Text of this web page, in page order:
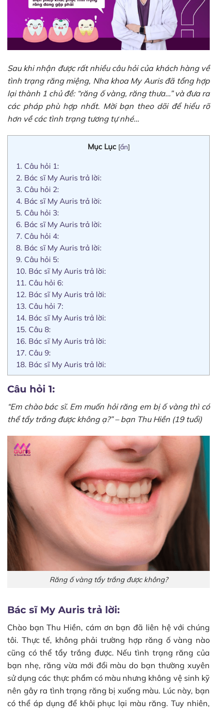
Sau khi nhận được rất nhiều câu hỏi của khách hàng về
tình trạng răng miệng, Nha khoa My Auris đã tổng hợp
lại thành 1 chủ đề: “răng ố vàng, răng thưa…” và đưa ra
các pháp phù hợp nhất. Mời bạn theo dõi để hiểu rõ
hơn về các tình trạng tương tự nhé…
Mục Lục [ẩn]
1. Câu hỏi 1:
2. Bác sĩ My Auris trả lời:
3. Câu hỏi 2:
4. Bác sĩ My Auris trả lời:
5. Câu hỏi 3:
6. Bác sĩ My Auris trả lời:
7. Câu hỏi 4:
8. Bác sĩ My Auris trả lời:
9. Câu hỏi 5:
10. Bác sĩ My Auris trả lời:
11. Câu hỏi 6:
12. Bác sĩ My Auris trả lời:
13. Câu hỏi 7:
14. Bác sĩ My Auris trả lời:
15. Câu 8:
16. Bác sĩ My Auris trả lời:
17. Câu 9:
18. Bác sĩ My Auris trả lời:
Câu hỏi 1:
“Em chào bác sĩ. Em muốn hỏi răng em bị ố vàng thì có
thể tẩy trắng được không ạ?” – bạn Thu Hiền (19 tuổi)
Răng ố vàng tẩy trắng được không?
Bác sĩ My Auris trả lời:
Chào bạn Thu Hiền, cám ơn bạn đã liên hệ với chúng
tôi. Thực tế, không phải trường hợp răng ố vàng nào
cũng có thể tẩy trắng được. Nếu tình trạng răng của
bạn nhẹ, răng vừa mới đổi màu do bạn thường xuyên
sử dụng các thực phẩm có màu nhưng không vệ sinh kỹ
nên gây ra tình trạng răng bị xuống màu. Lúc này, bạn
có thể áp dụng để khôi phục lại màu răng. Tuy nhiên,